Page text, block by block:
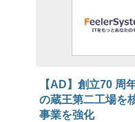
【AD】​​​​​​​創立70 周
の蔵王第二工場を
事業を強化